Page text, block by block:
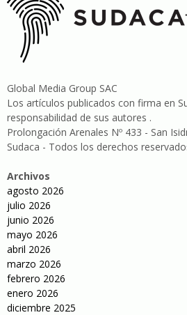
Global Media Group SAC
Los artículos publicados con firma en
responsabilidad de sus autores .
Prolongación Arenales Nº 433 - San
Sudaca - Todos los derechos
Archivos
agosto 2026
julio 2026
junio 2026
mayo 2026
abril 2026
marzo 2026
febrero 2026
enero 2026
diciembre 2025